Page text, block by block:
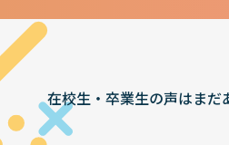
在校生・卒業生の声はまだ